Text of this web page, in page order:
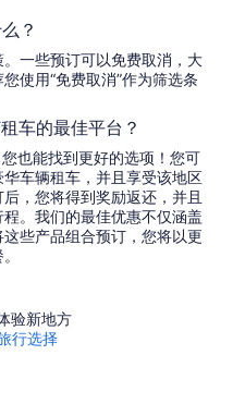
？
一些预订可以免费取消，大
使用“免费取消”作为筛选条
车的最佳平台？
也能找到更好的选项！您可
车辆租车，并且享受该地区
，您将得到奖励返还，并且
。我们的最佳优惠不仅涵盖
些产品组合预订，您将以更
验新地方
行选择